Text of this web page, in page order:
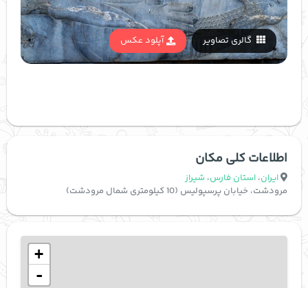
گالری تصاویر آپلود عکس
اطلاعات کلی مکان
ایران، استان فارس، شیراز
مرودشت، خیابان پرسپولیس (10 کیلومتری شمال مرودشت)
+
-